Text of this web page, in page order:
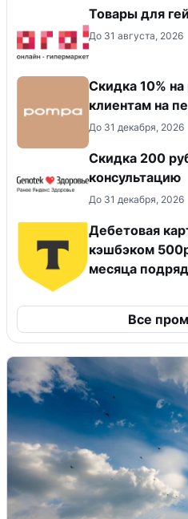
Товары для
До 31 августа, 2026
Скидка 10%
клиентам на
До 31 декабря, 2026
Скидка 200
консультацию
До 31 декабря, 2026
Дебетовая
кэшбэком
месяца
Все